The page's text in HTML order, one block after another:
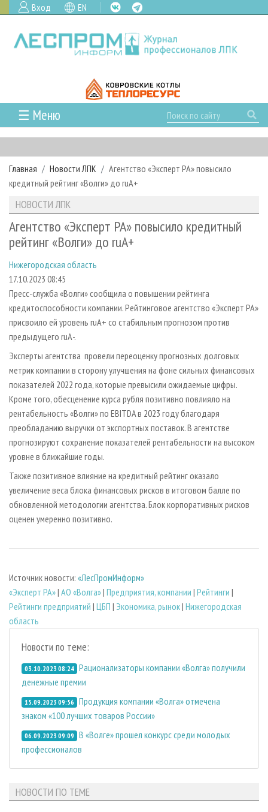
Вход EN
☰ Меню
ГЛАВНАЯ
РУБРИКИ И ТЕМЫ
РУБРИКИ ЖУРНАЛА
ЛЕСОЗАГОТОВКА
ЛЕСОПИЛЕНИЕ
СУШКА ДРЕВЕСИНЫ
ПРОИЗВОДСТВО ДРЕВЕСНЫХ ПЛИТ
ДЕРЕВЯННОЕ ДОМОСТРОЕНИЕ
ПРОИЗВОДСТВО МЕБЕЛИ
БИОЭНЕРГЕТИКА
ЦБП
ИНСТРУМЕНТ И МАТЕРИАЛЫ
НОВОСТИ
НОВОСТИ ЛПК
НОВОСТИ ЖУРНАЛА
ПРОЕКТЫ ЛПИ
АНАЛИТИКА
ПРЕДПРИЯТИЯ ЛПК
ПЕРСОНЫ
МОБИЛЬНЫЕ ВЫСТАВКИ
ОФИЦИАЛЬНЫЕ ДЕЛЕГАЦИИ
ПРИОРИТЕТНЫЕ ИНВЕСТПРОЕКТЫ
RUSSIAN FORESTRY REVIEW
ГАЗЕТА ЛЕСПРОМФОРУМ
БИБЛИОТЕКА СПЕЦИАЛИСТА
АРХИВ ЖУРНАЛОВ
О ЖУРНАЛЕ
КОНТАКТЫ
РЕКЛАМОДАТЕЛЯМ
РЕКЛАМА
РЕКЛАМА НА САЙТЕ
Главная Новости ЛПК
Агентство «Эксперт РА» повысило
кредитный рейтинг «Волги» до ruА+
НОВОСТИ ЛПК
Агентство «Эксперт РА» повысило кредитный
рейтинг «Волги» до ruА+
Нижегородская область
17.10.2023 08:45
Пресс-служба «Волги» сообщила о повышении рейтинга
кредитоспособности компании. Рейтинговое агентство «Эксперт РА»
присвоило ей уровень ruА+ со стабильным прогнозом против
предыдущего ruА-.
Эксперты агентства провели переоценку прогнозных долговых
метрик компании в сторону улучшения на фоне сильных финансовых
показателей 2022 года, которые превысили ожидаемые цифры.
Кроме того, обесценение курса рубля позитивно повлияло на
рентабельность «Волги» по EBITDA в 2023 году благодаря
преобладанию выручки от экспортных поставок. В агентстве
прогнозируют сохранение показателей рентабельности на высоком
уровне в ближайшие годы.
Также позитивное влияние на кредитный рейтинг оказало
увеличение веса блока финансовых рисков в итоговом балле по
обновленной методологии агентства. Блок корпоративных рисков
оценен умеренно позитивно.
Источник новости: «ЛесПромИнформ»
«Эксперт РА»| АО «Волга»| Предприятия, компании | Рейтинги |
Рейтинги предприятий | ЦБП | Экономика, рынок| Нижегородская
область
Новости по теме:
03.10.2023 08:24 Рационализаторы компании «Волга» получили
денежные премии
15.09.2023 09:56 Продукция компании «Волга» отмечена
знаком «100 лучших товаров России»
06.09.2023 09:09 В «Волге» прошел конкурс среди молодых
профессионалов
НОВОСТИ ПО ТЕМЕ